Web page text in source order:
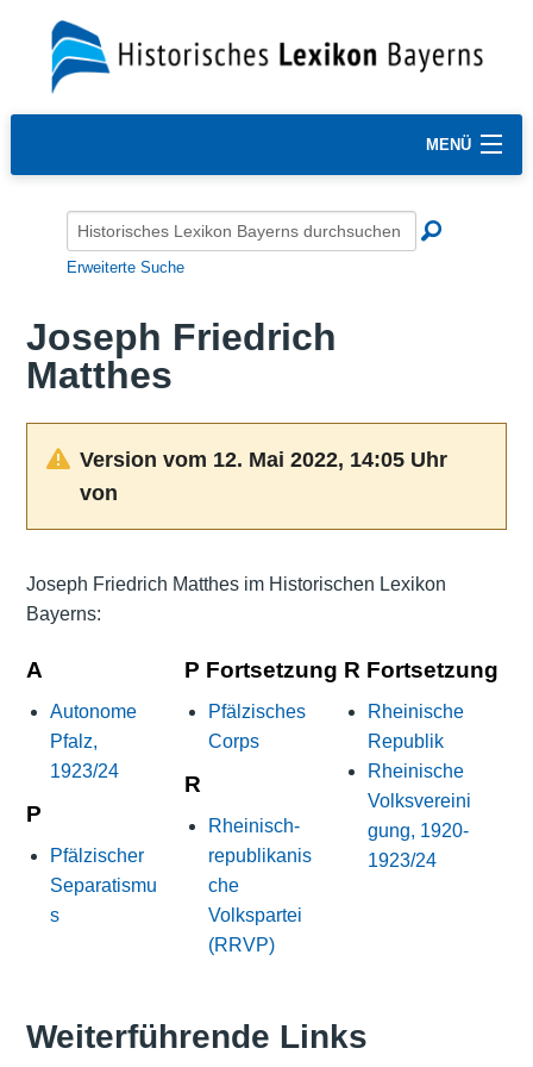
MENÜ
Erweiterte Suche
Joseph Friedrich
Matthes
Version vom 12. Mai 2022, 14:05 Uhr
von
Joseph Friedrich Matthes im Historischen Lexikon
Bayerns:
A
Autonome
Pfalz,
1923/24
P
Pfälzischer
Separatismu
s
P Fortsetzung
Pfälzisches
Corps
R
Rheinisch-
republikanis
che
Volkspartei
(RRVP)
R Fortsetzung
Rheinische
Republik
Rheinische
Volksvereini
gung, 1920-
1923/24
Weiterführende Links